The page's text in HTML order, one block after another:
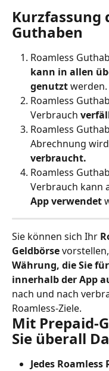
Kurzfassung
Guthaben
Roamless
kann in allen
genutzt werden.
Roamless
Verbrauch
Roamless
Abrechnung wird
verbraucht.
Roamless
Verbrauch kann
App verwendet
Sie können sich Ihr
Geldbörse
Währung, die Sie
innerhalb der App
nach und nach
Roamless-Ziele.
Mit Prepaid-
Sie überall
Jedes